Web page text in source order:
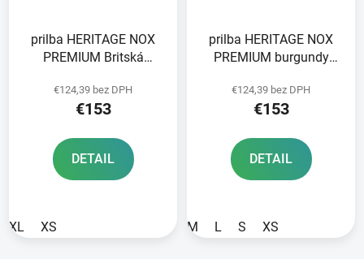
prilba HERITAGE NOX
PREMIUM Britská
€124,39 bez DPH
€153
DETAIL
XL XS
prilba HERITAGE NOX
PREMIUM burgundy
€124,39 bez DPH
€153
DETAIL
M L S XS